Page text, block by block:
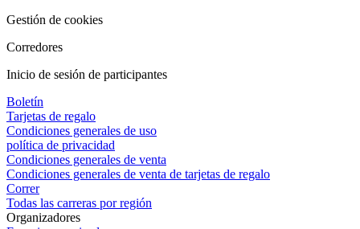
Gestión de cookies
Corredores
Inicio de sesión de participantes
Boletín
Tarjetas de regalo
Condiciones generales de uso
política de privacidad
Condiciones generales de venta
Condiciones generales de venta de tarjetas de regalo
Correr
Todas las carreras por región
Organizadores